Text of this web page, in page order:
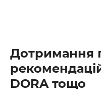
Дотримання
DORA тощо